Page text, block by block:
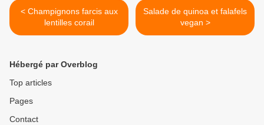
< Champignons farcis aux
lentilles corail
Salade de quinoa et falafels
vegan >
Hébergé par Overblog
Top articles
Pages
Contact